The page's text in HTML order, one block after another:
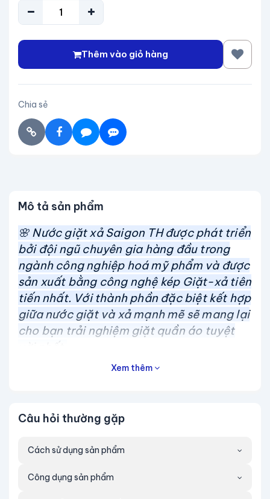
Thêm vào giỏ hàng
Chia sẻ
Mô tả sản phẩm
🌸 Nước giặt xả Saigon TH được phát triển
bởi đội ngũ chuyên gia hàng đầu trong
ngành công nghiệp hoá mỹ phẩm và được
sản xuất bằng công nghệ kép Giặt-xả tiên
tiến nhất. Với thành phần đặc biệt kết hợp
giữa nước giặt và xả mạnh mẽ sẽ mang lại
cho bạn trải nghiệm giặt quần áo tuyệt
vời nhất.
🌸 Nước giặt xả Saigon TH với công thức
làm cho quần áo sạch sẽ, trắng sáng như
thành phần dưỡng chất giúp bảo vệ và
nuôi dưỡng sợi vải, giúp quần áo bền đẹp
Xem thêm
Câu hỏi thường gặp
Cách sử dụng sản phẩm
Công dụng sản phẩm